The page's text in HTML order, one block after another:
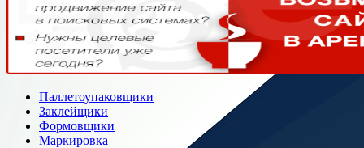
Паллетоупаковщики
Заклейщики
Формовщики
Маркировка